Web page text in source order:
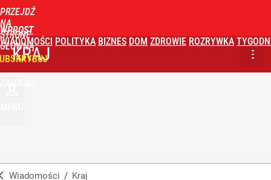
PRZEJDŹ
NA
STRONĘ
GŁÓWNĄ
WPROST
WIADOMOŚCI POLITYKA BIZNES DOM ZDROWIE ROZRYWKA
KRAJ
Wiadomości / Kraj